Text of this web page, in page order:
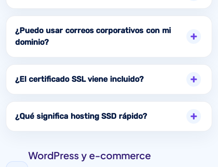
¿Puedo usar correos corporativos con mi
dominio?
¿El certificado SSL viene incluido?
¿Qué significa hosting SSD rápido?
WordPress y e-commerce